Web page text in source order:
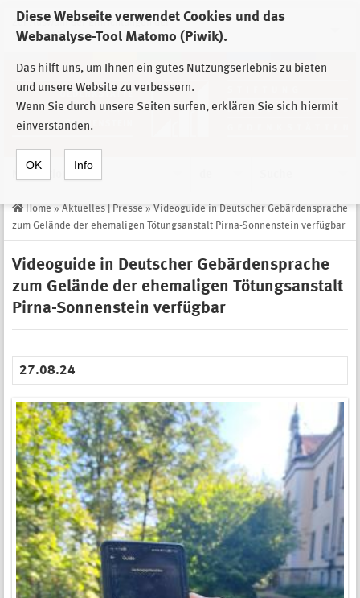
Diese Webseite verwendet Cookies und das
Webanalyse-Tool Matomo (Piwik).
Das hilft uns, um Ihnen ein gutes Nutzungserlebnis zu bieten
und unsere Website zu verbessern.
Wenn Sie durch unsere Seiten surfen, erklären Sie sich hiermit
einverstanden.
OK Info
Zur Auswahl der Einrichtungen der
Stiftung Sächsische Gedenkstätten
Home » Aktuelles | Presse » Videoguide in Deutscher Gebärdensprache
zum Gelände der ehemaligen Tötungsanstalt Pirna-Sonnenstein verfügbar
Videoguide in Deutscher Gebärdensprache
zum Gelände der ehemaligen Tötungsanstalt
Pirna-Sonnenstein verfügbar
27.08.24